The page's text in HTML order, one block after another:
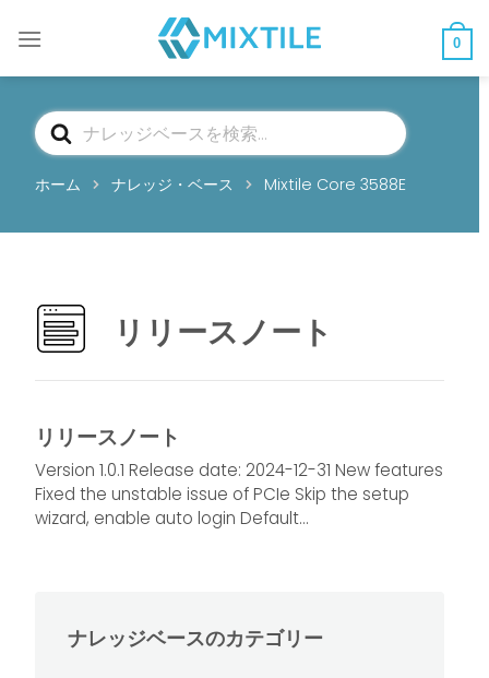
ッ
0
検
索
ホーム
ナレッジ・ベース Mixtile Core 3588E
リリースノート
リリースノート
Version 1.0.1 Release date: 2024-12-31 New features
Fixed the unstable issue of PCIe Skip the setup
wizard, enable auto login Default...
ナレッジベースのカテゴリー